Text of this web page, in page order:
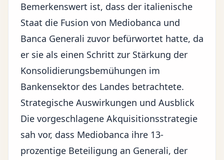
Bemerkenswert ist, dass der italienische
Staat die Fusion von Mediobanca und
Banca Generali zuvor befürwortet hatte, da
er sie als einen Schritt zur Stärkung der
Konsolidierungsbemühungen im
Bankensektor des Landes betrachtete.
Strategische Auswirkungen und Ausblick
Die vorgeschlagene Akquisitionsstrategie
sah vor, dass Mediobanca ihre 13-
prozentige Beteiligung an Generali, der